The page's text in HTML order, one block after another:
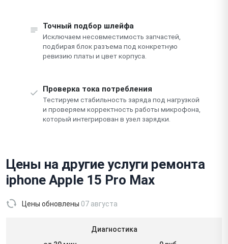
Точный подбор шлейфа
Исключаем несовместимость запчастей,
подбирая блок разъема под конкретную
ревизию платы и цвет корпуса.
Проверка тока потребления
Тестируем стабильность заряда под нагрузкой
и проверяем корректность работы микрофона,
который интегрирован в узел зарядки.
Цены на другие услуги ремонта
iphone Apple 15 Pro Max
Цены обновлены 07 августа
Диагностика